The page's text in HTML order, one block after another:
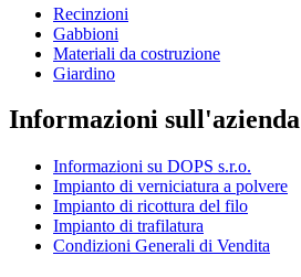
Recinzioni
Gabbioni
Materiali da costruzione
Giardino
Informazioni sull'azienda
Informazioni su DOPS s.r.o.
Impianto di verniciatura a polvere
Impianto di ricottura del filo
Impianto di trafilatura
Condizioni Generali di Vendita